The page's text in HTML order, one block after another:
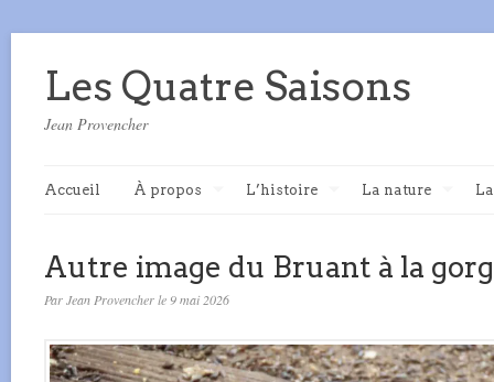
Les Quatre Saisons
Jean Provencher
Accueil À propos L’histoire La nature
Autre image du Bruant à la
Par Jean Provencher le 9 mai 2026